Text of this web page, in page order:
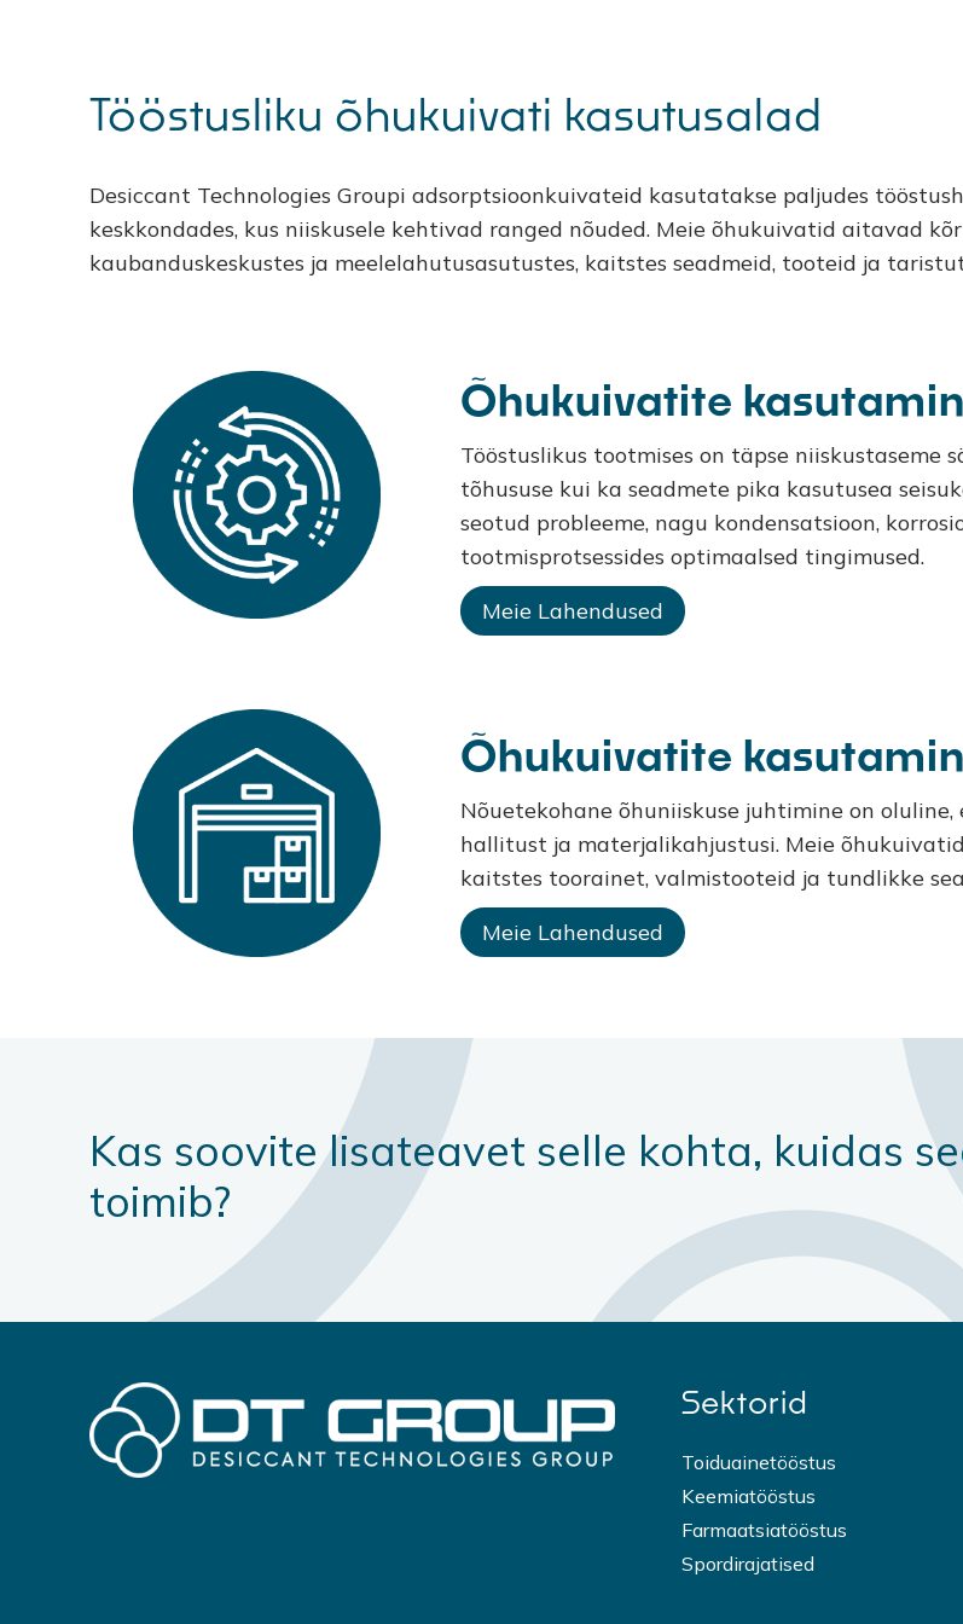
Tööstusliku õhukuivati kasutusalad
Desiccant Technologies Groupi adsorptsioonkuivateid kasutatakse paljudes
keskkondades, kus niiskusele kehtivad ranged nõuded. Meie õhukuivatid aitavad
kaubanduskeskustes ja meelelahutusasutustes, kaitstes seadmeid, tooteid ja
Õhukuivatite
Tööstuslikus tootmises on täpse
tõhususe kui ka seadmete pika kasutusea
seotud probleeme, nagu kondensatsioon,
tootmisprotsessides optimaalsed tingimused.
Meie Lahendused
Õhukuivatite
Nõuetekohane õhuniiskuse juhtimine on
hallitust ja materjalikahjustusi. Meie
kaitstes toorainet, valmistooteid ja tundlikke
Meie Lahendused
Kas soovite lisateavet selle kohta, kuidas
toimib?
Sektorid
Toiduainetööstus
Keemiatööstus
Farmaatsiatööstus
Spordirajatised